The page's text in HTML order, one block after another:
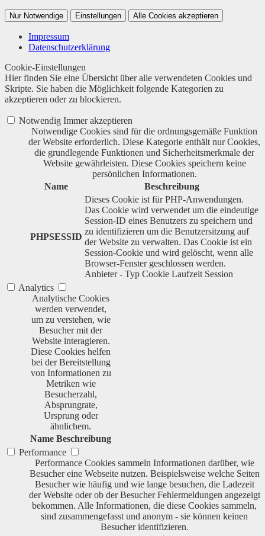
Nur Notwendige Einstellungen Alle Cookies akzeptieren
Impressum
Datenschutzerklärung
Cookie-Einstellungen
Hier finden Sie eine Übersicht über alle verwendeten Cookies und
Skripte. Sie haben die Möglichkeit folgende Kategorien zu
akzeptieren oder zu blockieren.
Notwendig Immer akzeptieren
Notwendige Cookies sind für die ordnungsgemäße Funktion
der Website erforderlich. Diese Kategorie enthält nur Cookies,
die grundlegende Funktionen und Sicherheitsmerkmale der
Website gewährleisten. Diese Cookies speichern keine
persönlichen Informationen.
Name
Beschreibung
PHPSESSID
Dieses Cookie ist für PHP-Anwendungen.
Das Cookie wird verwendet um die eindeutige
Session-ID eines Benutzers zu speichern und
zu identifizieren um die Benutzersitzung auf
der Website zu verwalten. Das Cookie ist ein
Session-Cookie und wird gelöscht, wenn alle
Browser-Fenster geschlossen werden.
Anbieter - Typ Cookie Laufzeit Session
Analytics
Analytische Cookies
werden verwendet,
um zu verstehen, wie
Besucher mit der
Website interagieren.
Diese Cookies helfen
bei der Bereitstellung
von Informationen zu
Metriken wie
Besucherzahl,
Absprungrate,
Ursprung oder
ähnlichem.
Name Beschreibung
Performance
Performance Cookies sammeln Informationen darüber, wie
Besucher eine Webseite nutzen. Beispielsweise welche Seiten
Besucher wie häufig und wie lange besuchen, die Ladezeit
der Website oder ob der Besucher Fehlermeldungen angezeigt
bekommen. Alle Informationen, die diese Cookies sammeln,
sind zusammengefasst und anonym - sie können keinen
Besucher identifizieren.